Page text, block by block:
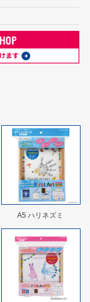
A5 ハリネズミ